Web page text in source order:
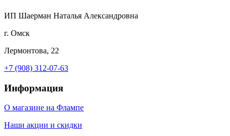
ИП Шаерман Наталья Александровна
г. Омск
Лермонтова, 22
+7 (908) 312-07-63
Информация
О магазине на Флампе
Наши акции и скидки